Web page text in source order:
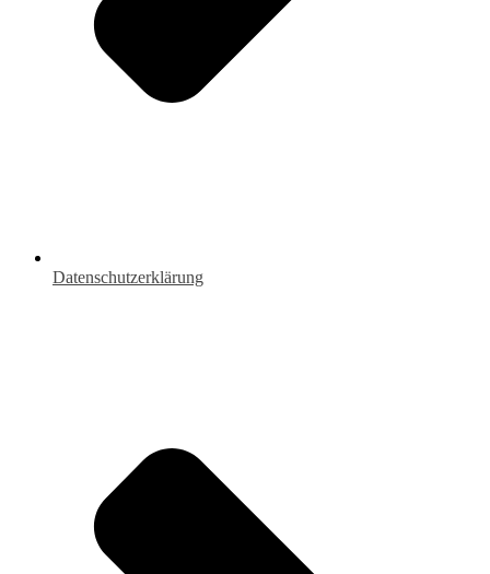
Datenschutzerklärung